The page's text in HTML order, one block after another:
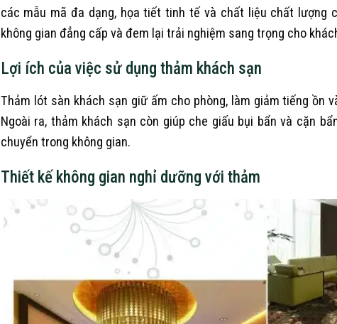
các mẫu mã đa dạng, họa tiết tinh tế và chất liệu chất lượng
không gian đẳng cấp và đem lại trải nghiệm sang trọng cho
Lợi ích của việc sử dụng thảm khách sạn
Thảm lót sàn khách sạn giữ ấm cho phòng, làm giảm tiếng ồn
Ngoài ra, thảm khách sạn còn giúp che giấu bụi bẩn và cặn
chuyển trong không gian.
Thiết kế không gian nghỉ dưỡng với thảm